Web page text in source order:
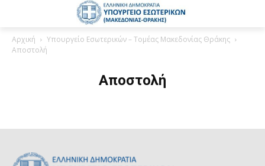
Αρχική
Υπουργείο Εσωτερικών – Τομέας Μακεδονίας Θράκης
Αποστολή
Αποστολή